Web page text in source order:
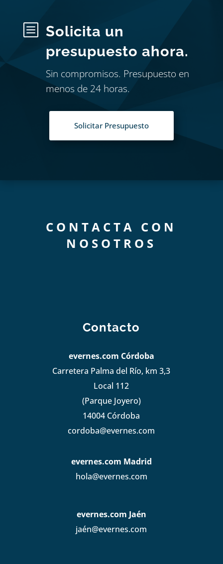
b
Solicita un
presupuesto ahora.
Sin compromisos. Presupuesto en
menos de 24 horas.
Solicitar Presupuesto
CONTACTA CON
NOSOTROS
Contacto
evernes.com Córdoba
Carretera Palma del Río, km 3,3
Local 112
(Parque Joyero)
14004 Córdoba
cordoba@evernes.com
evernes.com Madrid
hola@evernes.com
evernes.com Jaén
jaén@evernes.com